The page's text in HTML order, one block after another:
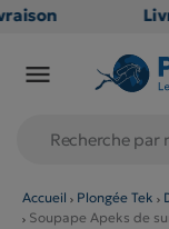
en
79€
(hors

Accueil Plongée Tek
Soupape Apeks de